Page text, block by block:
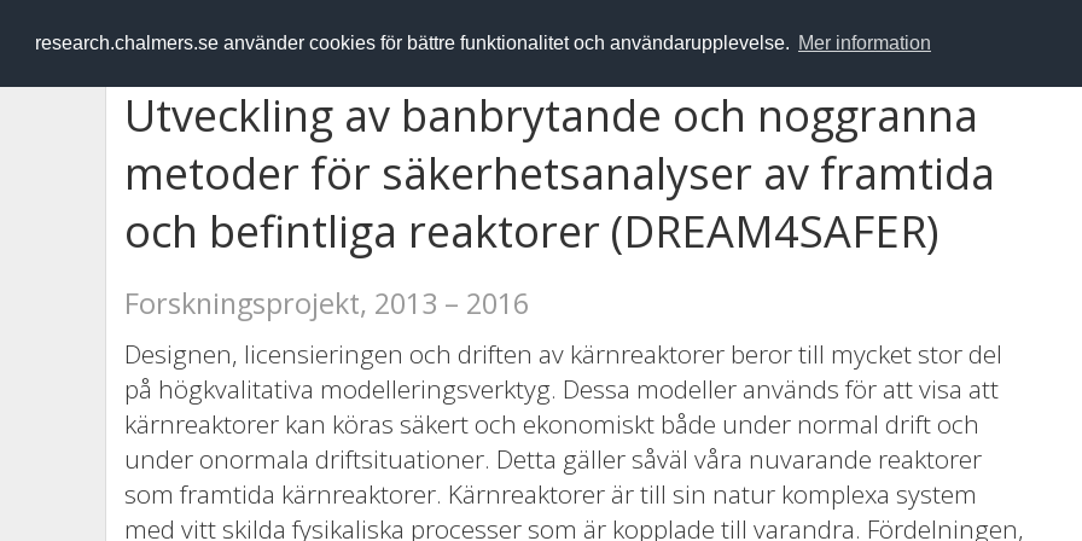
research.chalmers.se använder cookies för bättre funktionalitet och användarupplevelse. Mer information
RESEARCH.chalmers.se
Utveckling av banbrytande och noggranna
metoder för säkerhetsanalyser av framtida
och befintliga reaktorer (DREAM4SAFER)
Forskningsprojekt, 2013 – 2016
Designen, licensieringen och driften av kärnreaktorer beror till mycket stor del
på högkvalitativa modelleringsverktyg. Dessa modeller används för att visa att
kärnreaktorer kan köras säkert och ekonomiskt både under normal drift och
under onormala driftsituationer. Detta gäller såväl våra nuvarande reaktorer
som framtida kärnreaktorer. Kärnreaktorer är till sin natur komplexa system
med vitt skilda fysikaliska processer som är kopplade till varandra. Fördelningen,